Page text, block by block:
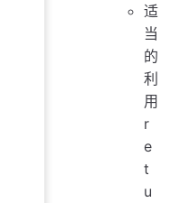
适
当
的
利
用
r
e
t
u